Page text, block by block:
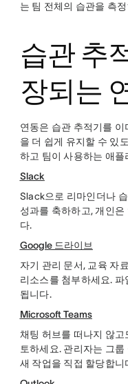
는 팀 전체의 습관을 측
습관 추
장되는
연동은 습관 추적기를
을 더 쉽게 유지할 수 있
하고 팀이 사용하는 애
Slack
Slack으로 리마인더나
성과를 축하하고, 개인
다.
Google 드라이브
자기 관리 문서, 교육 자
리소스를 첨부하세요.
됩니다.
Microsoft Teams
채팅 허브를 떠나지 않
토하세요. 관리자는 그
새 작업을 직접 할당합니